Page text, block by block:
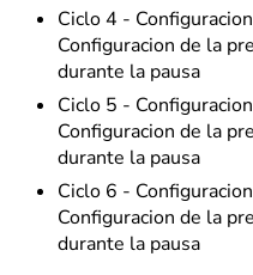
Ciclo 4 -
Configuracion de la
durante la pausa
Ciclo 5 -
Configuracion de la
durante la pausa
Ciclo 6 -
Configuracion de la
durante la pausa